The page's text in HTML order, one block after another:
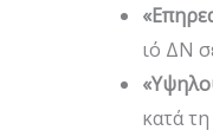
ιό ΔΝ
κατά